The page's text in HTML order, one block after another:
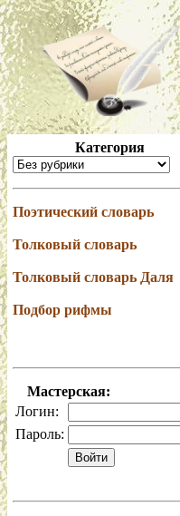
Категория
Поэтический словарь
Толковый словарь
Толковый словарь Даля
Подбор рифмы
Мастерская:
Логин:
Пароль: